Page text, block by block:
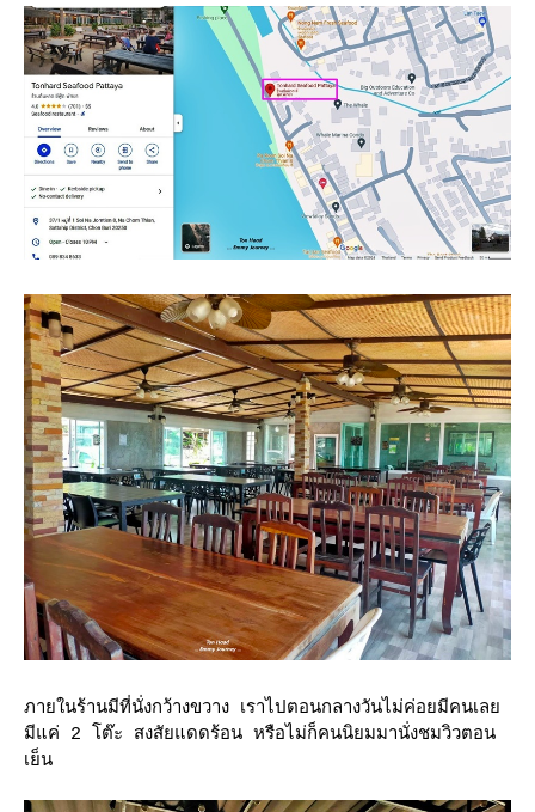
ภายในร้านมีที่นั่งกว้างขวาง เราไปตอนกลางวันไม่ค่อยมีคนเล
มีแค่ 2 โต๊ะ สงสัยแดดร้อน หรือไม่ก็คนนิยมมานั่งชมวิวตอน
เย็น